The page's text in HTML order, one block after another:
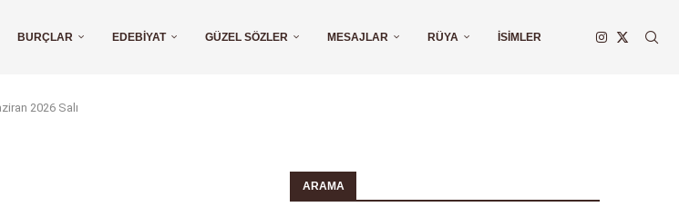
BURÇLAR EDEBIYAT GÜZEL SÖZLER MESAJLAR RÜYA İSIMLER
2026 Salı
ARAMA